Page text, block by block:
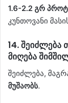
1.6-2.2 გრ
კუნთოვანი
14.შეიძლება
მიღება
შეიძლება,
მუშაობს.